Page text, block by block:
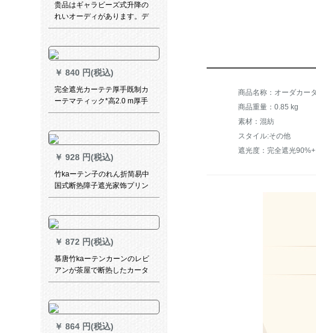
贵品はギャラビーズ式升降の
れいオーディがあります。デ
ィフル寝室の遮热遮光既制カ
￥ 840 円(税込)
完全遮光カーテテ厚手既制カ
ーテマティック*高2.0 m厚手
环境保护料両面银【狭帯Sフォ
￥ 928 円(税込)
竹kaーテン子のれん折简易中
国式断热障子遮光家饰プリン
スト竹カーラーラテンのれん
￥ 872 円(税込)
慕唐竹kaーテンカーンのレビ
アンが茶屋で断热したカータ
ーテン复古的な竹カーンンン
を引张してきました。
￥ 864 円(税込)
商品重量：0.85 kg
素材：混紡
スタイル:その他
遮光度：完全遮光90%+